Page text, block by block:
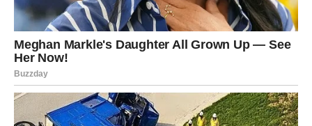
značenje, odnosi koji ne iscrpljuju, svakodnevica koja ne
boli.
Devica shvata da
red, lepotu i stabilnost – i to sada radi bez unutrašnje
kazne.